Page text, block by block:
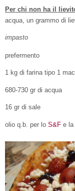
Per chi non ha il
acqua, un grammo di
impasto
prefermento
1 kg di farina tipo 1
680-730 gr di acqua
16 gr di sale
olio q.b. per lo S&F e la